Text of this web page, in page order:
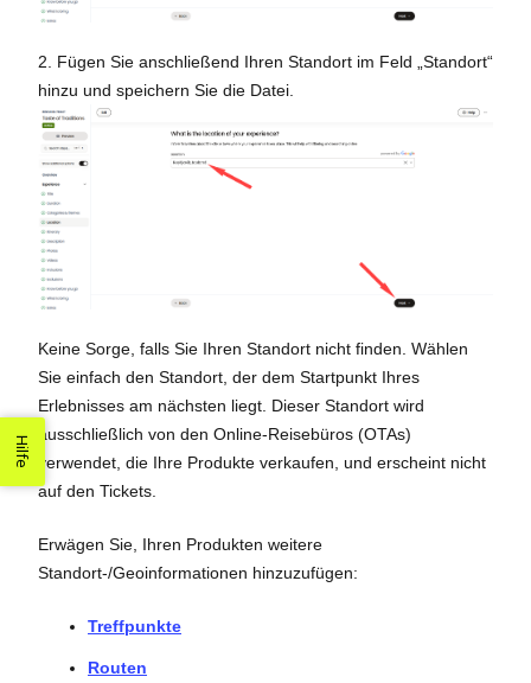
2. Fügen Sie anschließend Ihren Standort im Feld „Standort“
hinzu und speichern Sie die Datei.
Keine Sorge, falls Sie Ihren Standort nicht finden. Wählen
Sie einfach den Standort, der dem Startpunkt Ihres
Erlebnisses am nächsten liegt. Dieser Standort wird
ausschließlich von den Online-Reisebüros (OTAs)
verwendet, die Ihre Produkte verkaufen, und erscheint nicht
auf den Tickets.
Erwägen Sie, Ihren Produkten weitere
Standort-/Geoinformationen hinzuzufügen:
Treffpunkte
Routen
Hilfe